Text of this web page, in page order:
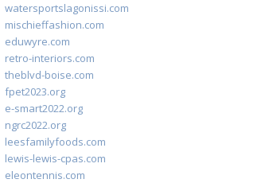
watersportslagonissi.com
mischieffashion.com
eduwyre.com
retro-interiors.com
theblvd-boise.com
fpet2023.org
e-smart2022.org
ngrc2022.org
leesfamilyfoods.com
lewis-lewis-cpas.com
eleontennis.com